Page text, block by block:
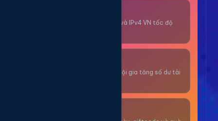
Proxy dân cư xoay và IPv4 VN tốc độ
Thư giãn và có cơ hội gia tăng số dư tài